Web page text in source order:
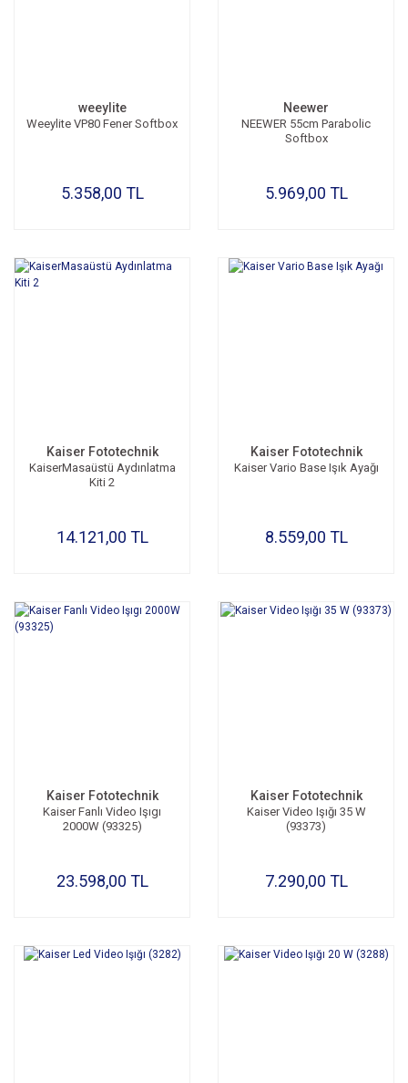
weeylite
Weeylite VP80 Fener Softbox
5.358,00 TL
Neewer
NEEWER 55cm Parabolic
Softbox
5.969,00 TL
Kaiser Fototechnik
KaiserMasaüstü Aydınlatma
Kiti 2
14.121,00 TL
Kaiser Fototechnik
Kaiser Vario Base Işık Ayağı
8.559,00 TL
Kaiser Fototechnik
Kaiser Fanlı Video Işıgı
2000W (93325)
23.598,00 TL
Kaiser Fototechnik
Kaiser Video Işığı 35 W
(93373)
7.290,00 TL